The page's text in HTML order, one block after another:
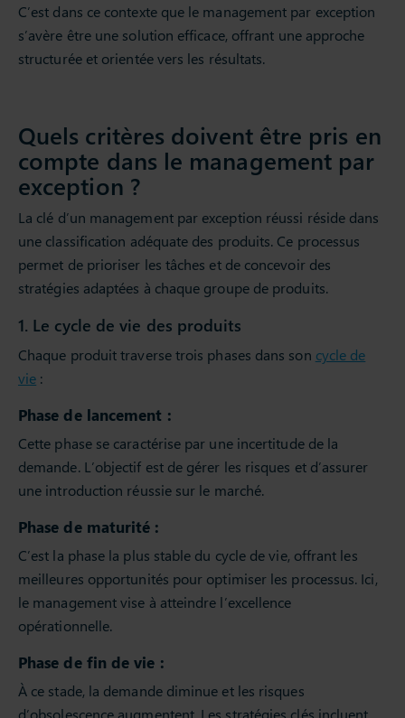
C’est dans ce contexte que le management par exception
s’avère être une solution efficace, offrant une approche
structurée et orientée vers les résultats.
Quels critères doivent être pris en
compte dans le management par
exception ?
La clé d’un management par exception réussi réside dans
une classification adéquate des produits. Ce processus
permet de prioriser les tâches et de concevoir des
stratégies adaptées à chaque groupe de produits.
1. Le cycle de vie des produits
Chaque produit traverse trois phases dans son cycle de
vie :
Phase de lancement :
Cette phase se caractérise par une incertitude de la
demande. L’objectif est de gérer les risques et d’assurer
une introduction réussie sur le marché.
Phase de maturité :
C’est la phase la plus stable du cycle de vie, offrant les
meilleures opportunités pour optimiser les processus. Ici,
le management vise à atteindre l’excellence
opérationnelle.
Phase de fin de vie :
À ce stade, la demande diminue et les risques
d’obsolescence augmentent. Les stratégies clés incluent